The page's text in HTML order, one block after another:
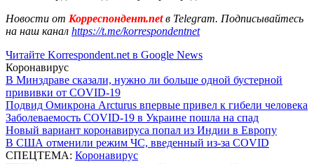
Новости от Корреспондент.netв Telegram. Подписывайтесь
на наш канал https://t.me/korrespondentnet
Читайте Korrespondent.net в Google News
Коронавирус
В Минздраве сказали, нужно ли больше одной бустерной
прививки от COVID-19
Подвид Омикрона Arcturus впервые привел к гибели человека
Заболеваемость COVID-19 в Украине пошла на спад
Новый вариант коронавируса попал из Индии в Европу
В США отменили режим ЧС, введенный из-за COVID
СПЕЦТЕМА: Коронавирус